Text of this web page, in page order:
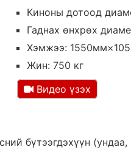
Киноны дотоод
Гаднах өнхрөх
Хэмжээ:
Жин: 750 кг
Видео үзэх
бүтээгдэхүүн (ундаа,